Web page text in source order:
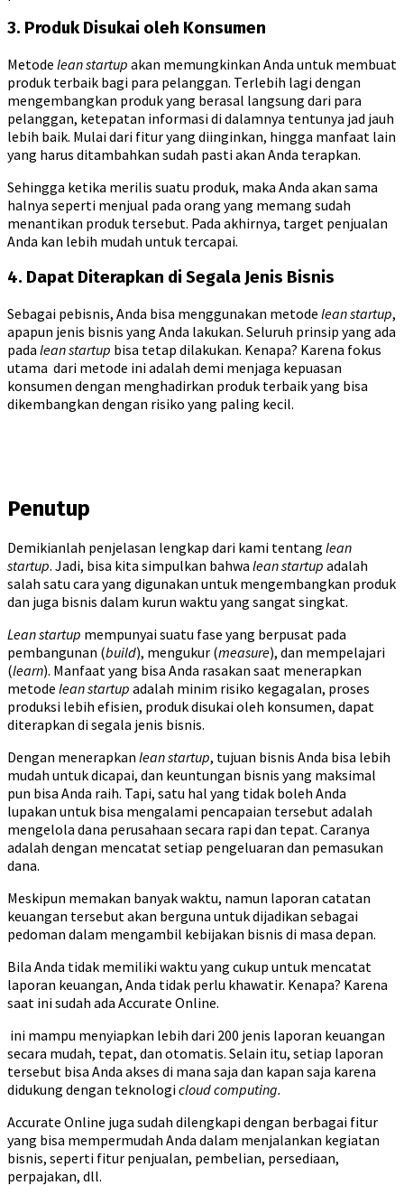
3. Produk Disukai oleh Konsumen
Metode lean startup akan memungkinkan Anda untuk membuat
produk terbaik bagi para pelanggan. Terlebih lagi dengan
mengembangkan produk yang berasal langsung dari para
pelanggan, ketepatan informasi di dalamnya tentunya jad jauh
lebih baik. Mulai dari fitur yang diinginkan, hingga manfaat lain
yang harus ditambahkan sudah pasti akan Anda terapkan.
Sehingga ketika merilis suatu produk, maka Anda akan sama
halnya seperti menjual pada orang yang memang sudah
menantikan produk tersebut. Pada akhirnya, target penjualan
Anda kan lebih mudah untuk tercapai.
4. Dapat Diterapkan di Segala Jenis Bisnis
Sebagai pebisnis, Anda bisa menggunakan metode lean startup,
apapun jenis bisnis yang Anda lakukan. Seluruh prinsip yang ada
pada lean startup bisa tetap dilakukan. Kenapa? Karena fokus
utama dari metode ini adalah demi menjaga kepuasan
konsumen dengan menghadirkan produk terbaik yang bisa
dikembangkan dengan risiko yang paling kecil.
Penutup
Demikianlah penjelasan lengkap dari kami tentang lean
startup. Jadi, bisa kita simpulkan bahwa lean startup adalah
salah satu cara yang digunakan untuk mengembangkan produk
dan juga bisnis dalam kurun waktu yang sangat singkat.
Lean startup mempunyai suatu fase yang berpusat pada
pembangunan (build), mengukur (measure), dan mempelajari
(learn). Manfaat yang bisa Anda rasakan saat menerapkan
metode lean startup adalah minim risiko kegagalan, proses
produksi lebih efisien, produk disukai oleh konsumen, dapat
diterapkan di segala jenis bisnis.
Dengan menerapkan lean startup, tujuan bisnis Anda bisa lebih
mudah untuk dicapai, dan keuntungan bisnis yang maksimal
pun bisa Anda raih. Tapi, satu hal yang tidak boleh Anda
lupakan untuk bisa mengalami pencapaian tersebut adalah
mengelola dana perusahaan secara rapi dan tepat. Caranya
adalah dengan mencatat setiap pengeluaran dan pemasukan
dana.
Meskipun memakan banyak waktu, namun laporan catatan
keuangan tersebut akan berguna untuk dijadikan sebagai
pedoman dalam mengambil kebijakan bisnis di masa depan.
Bila Anda tidak memiliki waktu yang cukup untuk mencatat
laporan keuangan, Anda tidak perlu khawatir. Kenapa? Karena
saat ini sudah ada Accurate Online.
ini mampu menyiapkan lebih dari 200 jenis laporan keuangan
secara mudah, tepat, dan otomatis. Selain itu, setiap laporan
tersebut bisa Anda akses di mana saja dan kapan saja karena
didukung dengan teknologicloud computing.
Accurate Online juga sudah dilengkapi dengan berbagai fitur
yang bisa mempermudah Anda dalam menjalankan kegiatan
bisnis, seperti fitur penjualan, pembelian, persediaan,
perpajakan, dll.